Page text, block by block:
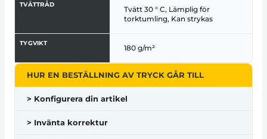
TVÄTTRÅD
Tvätt 30 ° C, Lämplig för
torktumling, Kan strykas
TYGVIKT
180 g/m²
HUR EN BESTÄLLNING AV TRYCK GÅR TILL
> Konfigurera din artikel
> Invänta korrektur